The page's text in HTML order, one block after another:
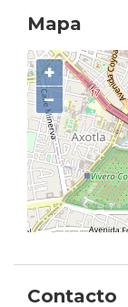
Mapa
+
−
Contacto